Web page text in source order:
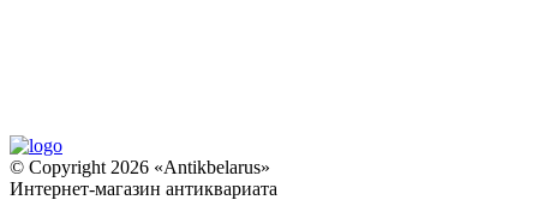
© Copyright 2026 «Antikbelarus»
Интернет-магазин антиквариата